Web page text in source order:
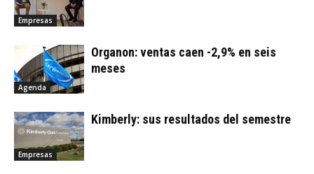
Empresas
Agenda
Organon: ventas caen -2,9% en seis
meses
Empresas
Kimberly: sus resultados del semestre